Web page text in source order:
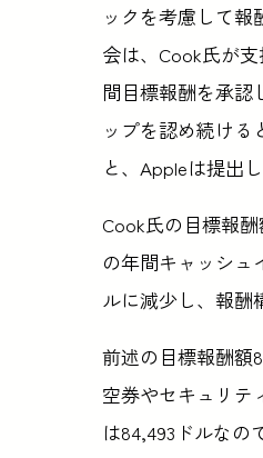
ックを考慮して
会は、Cook氏が
間目標報酬を承認
ップを認め続ける
と、Appleは提出
Cook氏の目標報
の年間キャッシュ
ルに減少し、報酬
前述の目標報酬額
空券やセキュリテ
は84,493ドルなの